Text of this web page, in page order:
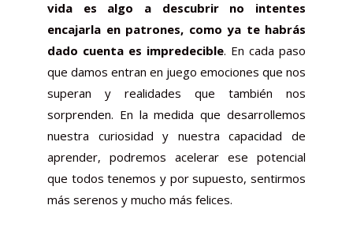
vida es algo a descubrir no intentes
encajarla en patrones, como ya te habrás
dado cuenta es impredecible. En cada paso
que damos entran en juego emociones que nos
superan y realidades que también nos
sorprenden. En la medida que desarrollemos
nuestra curiosidad y nuestra capacidad de
aprender, podremos acelerar ese potencial
que todos tenemos y por supuesto, sentirmos
más serenos y mucho más felices.